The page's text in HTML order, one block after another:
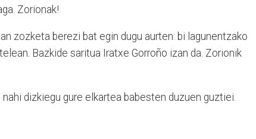
Zorionak!
zozketa berezi bat egin dugu aurten: bi lagunentzako
Bazkide saritua Iratxe Gorroño izan da. Zorionik
dizkiegu gure elkartea babesten duzuen guztiei.